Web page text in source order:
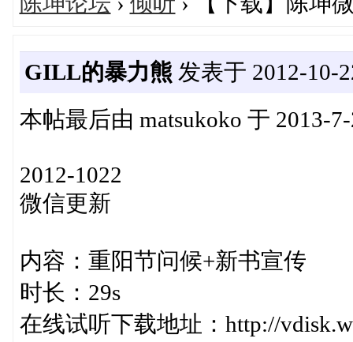
GILL的暴力熊 发表于 2012-10-
本帖最后由 matsukoko 于 2013-
2012-1022
微信更新
内容：重阳节问候+新书宣传
时长：29s
在线试听下载地址：http://